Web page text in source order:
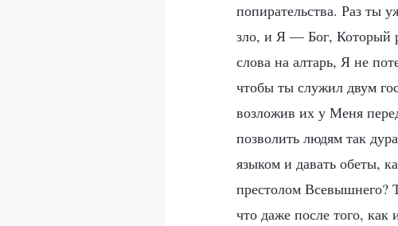
попирательства. Раз
зло, и Я — Бог, Который
слова на алтарь, Я не
чтобы ты служил двум
возложив их у Меня
позволить людям так
языком и давать обеты,
престолом Всевышнего?
что даже после того,